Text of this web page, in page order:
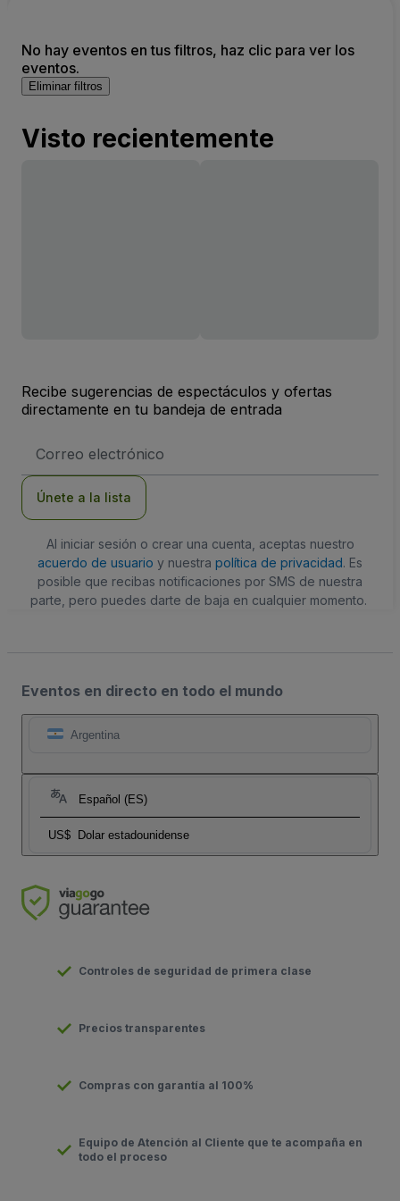
No hay eventos en tus filtros, haz clic para ver los
eventos.
Eliminar filtros
Visto recientemente
Recibe sugerencias de espectáculos y ofertas
directamente en tu bandeja de entrada
de
Únete a la lista
Al iniciar sesión o crear una cuenta, aceptas nuestro
acuerdo de usuario y nuestra política de privacidad. Es
posible que recibas notificaciones por SMS de nuestra
parte, pero puedes darte de baja en cualquier momento.
Eventos en directo en todo el mundo
Argentina
Español (ES)
US$ Dolar estadounidense
Controles de seguridad de primera clase
Precios transparentes
Compras con garantía al 100%
Equipo de Atención al Cliente que te acompaña en
todo el proceso